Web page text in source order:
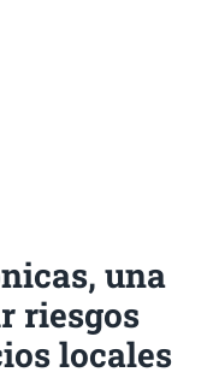
una
riesgos
locales